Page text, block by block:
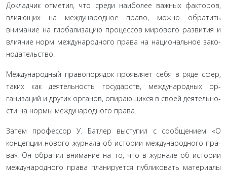
Докладчик отметил, что среди наиболее важных факто­ров,
влияющих на международное право, можно обратить
внимание на глобализацию процессов мирового развития и
влияние норм международного права на национальное зако­
нодательство.
Международный правопорядок проявляет себя в ряде сфер,
таких как деятельность государств, международных ор­
ганизаций и других органов, опирающихся в своей деятельно­
сти на нормы международного права.
Затем профессор У. Батлер выступил с сообщением «О
концепции нового журнала об истории международного пра­
ва». Он обратил внимание на то, что в журнале об истории
международного права планируется публиковать материалы